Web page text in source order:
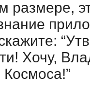
размере,
Хочу,